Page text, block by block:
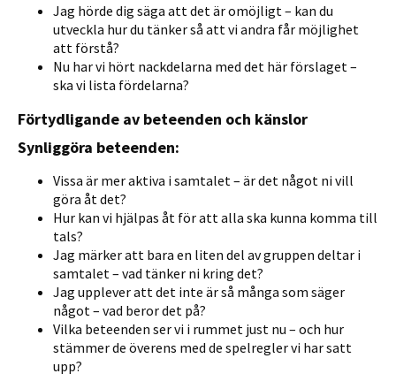
Jag hörde dig säga att det är omöjligt – kan du
utveckla hur du tänker så att vi andra får möjlighet
att förstå?
Nu har vi hört nackdelarna med det här förslaget –
ska vi lista fördelarna?
Förtydligande av beteenden och känslor
Synliggöra beteenden:
Vissa är mer aktiva i samtalet – är det något ni vill
göra åt det?
Hur kan vi hjälpas åt för att alla ska kunna komma till
tals?
Jag märker att bara en liten del av gruppen deltar i
samtalet – vad tänker ni kring det?
Jag upplever att det inte är så många som säger
något – vad beror det på?
Vilka beteenden ser vi i rummet just nu – och hur
stämmer de överens med de spelregler vi har satt
upp?